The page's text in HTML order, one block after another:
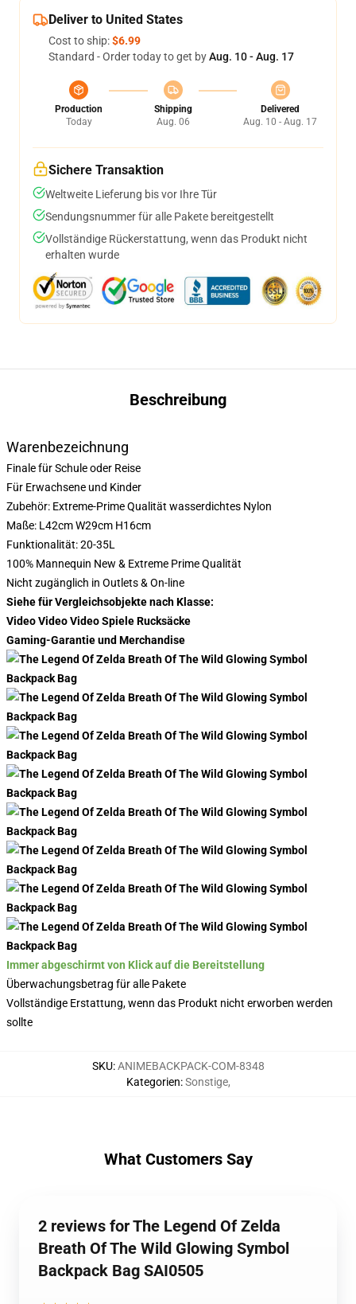
Deliver to United States
Cost to ship:$6.99
Standard - Order today to get byAug. 10 - Aug. 17
Production
Today
Shipping
Aug. 06
Delivered
Aug. 10 - Aug. 17
Sichere Transaktion
Weltweite Lieferung bis vor Ihre Tür
Sendungsnummer für alle Pakete bereitgestellt
Vollständige Rückerstattung, wenn das Produkt nicht
erhalten wurde
Beschreibung
Warenbezeichnung
Finale für Schule oder Reise
Für Erwachsene und Kinder
Zubehör: Extreme-Prime Qualität wasserdichtes Nylon
Maße: L42cm W29cm H16cm
Funktionalität: 20-35L
100% Mannequin New & Extreme Prime Qualität
Nicht zugänglich in Outlets & On-line
Siehe für Vergleichsobjekte nach Klasse:
Video Video Video Spiele Rucksäcke
Gaming-Garantie und Merchandise
Immer abgeschirmt von Klick auf die Bereitstellung
Überwachungsbetrag für alle Pakete
Vollständige Erstattung, wenn das Produkt nicht erworben werden
sollte
SKU:ANIMEBACKPACK-COM-8348
Kategorien:Sonstige,
What Customers Say
2 reviews for The Legend Of Zelda
Breath Of The Wild Glowing Symbol
Backpack Bag SAI0505